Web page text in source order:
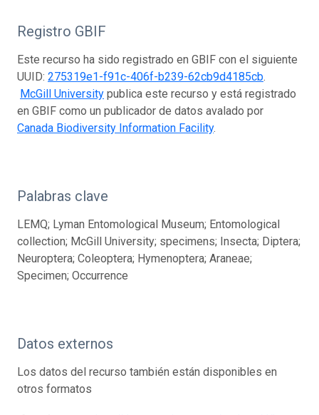
Registro GBIF
Este recurso ha sido registrado en GBIF con el siguiente
UUID: 275319e1-f91c-406f-b239-62cb9d4185cb.
McGill University publica este recurso y está registrado
en GBIF como un publicador de datos avalado por
Canada Biodiversity Information Facility.
Palabras clave
LEMQ; Lyman Entomological Museum; Entomological
collection; McGill University; specimens; Insecta; Diptera;
Neuroptera; Coleoptera; Hymenoptera; Araneae;
Specimen; Occurrence
Datos externos
Los datos del recurso también están disponibles en
otros formatos